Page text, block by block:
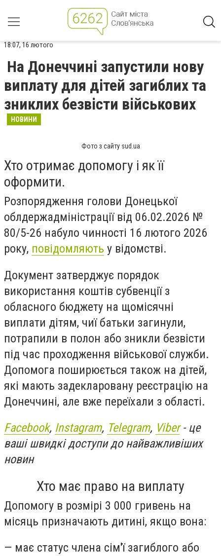
18:07, 16 лютого
На Донеччині запустили нову
виплату для дітей загиблих та
зниклих безвісти військових
НОВИНИ
Фото з сайту sud.ua
Хто отримає допомогу і як її
оформити.
Розпорядження голови Донецької
облдержадміністрації від 06.02.2026 №
80/5-26 набуло чинності 16 лютого 2026
року, повідомляють у відомстві.
Документ затверджує порядок
використання коштів субвенції з
обласного бюджету на щомісячні
виплати дітям, чиї батьки загинули,
потрапили в полон або зникли безвісти
під час проходження військової служби.
Допомога поширюється також на дітей,
які мають задекларовану реєстрацію на
Донеччині, але вже переїхали з області.
Facebook, Instagram, Telegram, Viber- це
ваші швидкі доступи до найважливіших
новин
Хто має право на виплату
Допомогу в розмірі 3 000 гривень на
місяць призначають дитині, якщо вона:
— має статус члена сім'ї загиблого або